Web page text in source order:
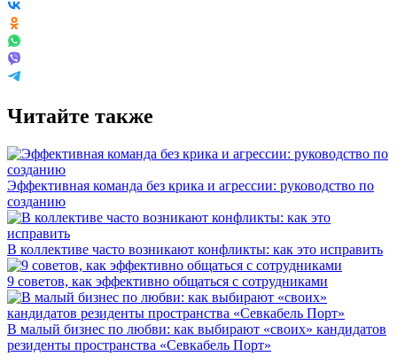
Читайте также
Эффективная команда без крика и агрессии: руководство по
созданию
В коллективе часто возникают конфликты: как это исправить
9 советов, как эффективно общаться с сотрудниками
В малый бизнес по любви: как выбирают «своих» кандидатов
резиденты пространства «Севкабель Порт»